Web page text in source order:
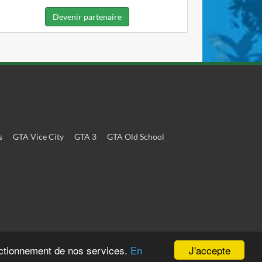
J'accepte
de nos services. En
Devenir partenaire
GTA Vice City GTA 3
GTA Old School